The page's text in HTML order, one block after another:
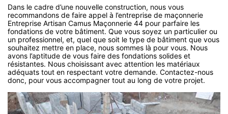
Dans le cadre d’une nouvelle construction, nous vous
recommandons de faire appel à l’entreprise de maçonnerie
Entreprise Artisan Camus Maçonnerie 44 pour parfaire les
fondations de votre bâtiment. Que vous soyez un particulier ou
un professionnel, et, quel que soit le type de bâtiment que vous
souhaitez mettre en place, nous sommes là pour vous. Nous
avons l’aptitude de vous faire des fondations solides et
résistantes. Nous choisissant avec attention les matériaux
adéquats tout en respectant votre demande. Contactez-nous
donc, pour vous accompagner tout au long de votre projet.